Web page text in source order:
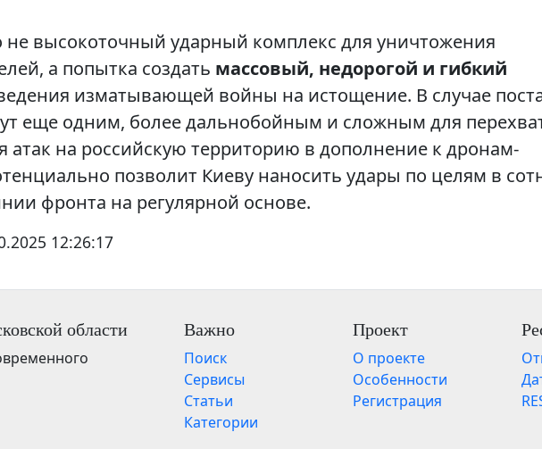
не высокоточный ударный комплекс для уничтожения
а попытка создать массовый, недорогой и гибкий
изматывающей войны на истощение. В случае
еще одним, более дальнобойным и сложным для
атак на российскую территорию в дополнение к дронам-
позволит Киеву наносить удары по целям в
фронта на регулярной основе.
12:26:17
области Важно
Поиск
Сервисы
Статьи
Категории
Проект
О проекте
Особенности
Регистрация